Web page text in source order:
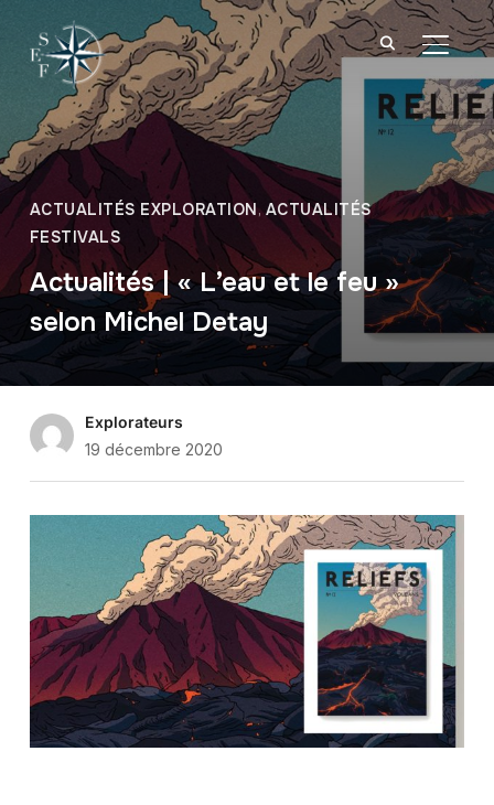
ACTUALITÉS EXPLORATION,ACTUALITÉS
FESTIVALS
Actualités | « L’eau et le feu »
selon Michel Detay
Explorateurs
19 décembre 2020